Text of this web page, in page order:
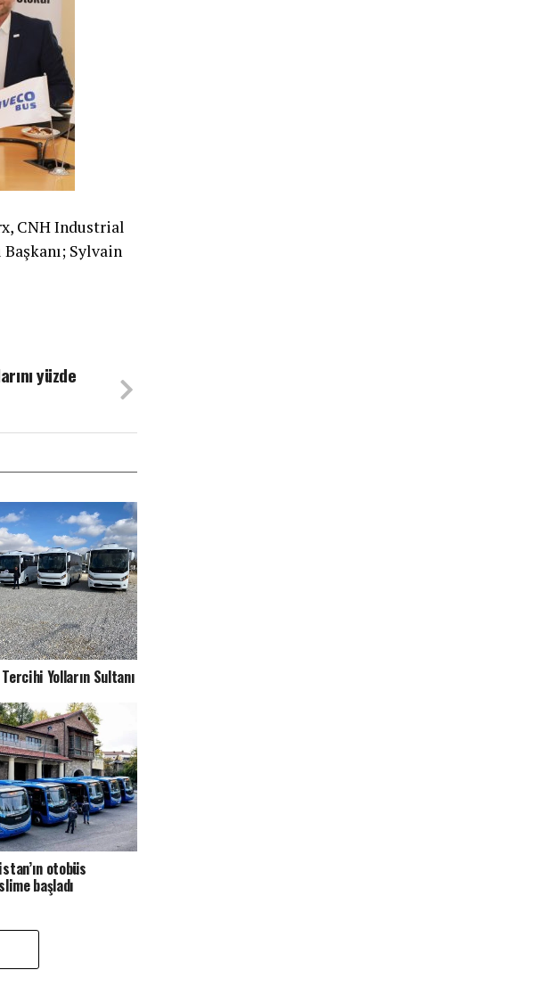
CNH Industrial
Sylvain
yüzde
Yolların Sultanı
otobüs
başladı